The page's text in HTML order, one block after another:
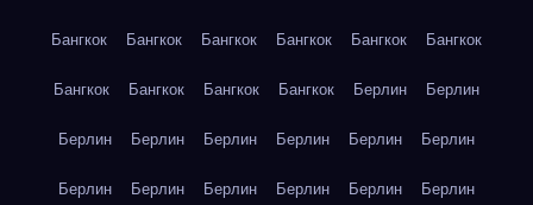
Бангкок Бангкок Бангкок Бангкок Бангкок Бангкок
Бангкок Бангкок Бангкок Бангкок Берлин Берлин
Берлин Берлин Берлин Берлин Берлин Берлин
Берлин Берлин Берлин Берлин Берлин Берлин